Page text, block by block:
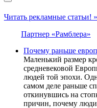
Читать рекламные статьи! »
Партнер «Рамблера»
Почему раньше
Маленький размер
средневековой
людей той эпохи.
самом деле раньше
откинувшись на
причин, почему